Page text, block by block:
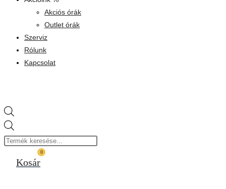
Akciós órák
Outlet órák
Szerviz
Rólunk
Kapcsolat
search
0
Kosár